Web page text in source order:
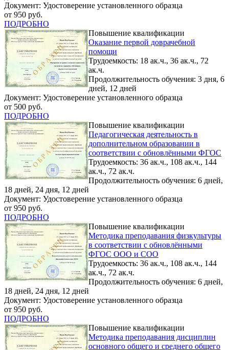
Документ: Удостоверение установленного образца
от 950 руб.
ПОДРОБНО
Повышение квалификации
Оказание первой доврачебной
помощи
Трудоемкость: 18 ак.ч., 36 ак.ч., 72
ак.ч.
Продолжительность обучения: 3 дня, 6
дней, 12 дней
Документ: Удостоверение установленного образца
от 500 руб.
ПОДРОБНО
Повышение квалификации
Педагогическая деятельность в
дополнительном образовании в
соответствии с обновлёнными ФГОС
Трудоемкость: 36 ак.ч., 108 ак.ч., 144
ак.ч., 72 ак.ч.
Продолжительность обучения: 6 дней,
18 дней, 24 дня, 12 дней
Документ: Удостоверение установленного образца
от 950 руб.
ПОДРОБНО
Повышение квалификации
Методика преподавания физкультуры
в соответствии с обновлёнными
ФГОС ООО и СОО
Трудоемкость: 36 ак.ч., 108 ак.ч., 144
ак.ч., 72 ак.ч.
Продолжительность обучения: 6 дней,
18 дней, 24 дня, 12 дней
Документ: Удостоверение установленного образца
от 950 руб.
ПОДРОБНО
Повышение квалификации
Методика преподавания дисциплин
основного общего и среднего общего